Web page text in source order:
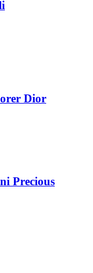
Dior
Precious